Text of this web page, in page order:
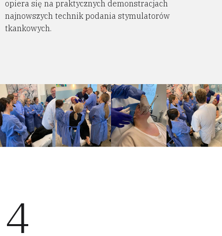
opiera się na praktycznych demonstracjach
najnowszych technik podania stymulatorów
tkankowych.
4